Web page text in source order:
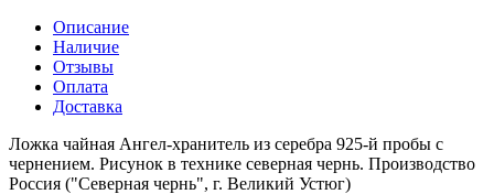
Описание
Наличие
Отзывы
Оплата
Доставка
Ложка чайная Ангел-хранитель из серебра 925-й пробы с
чернением. Рисунок в технике северная чернь. Производство
Россия ("Северная чернь", г. Великий Устюг)